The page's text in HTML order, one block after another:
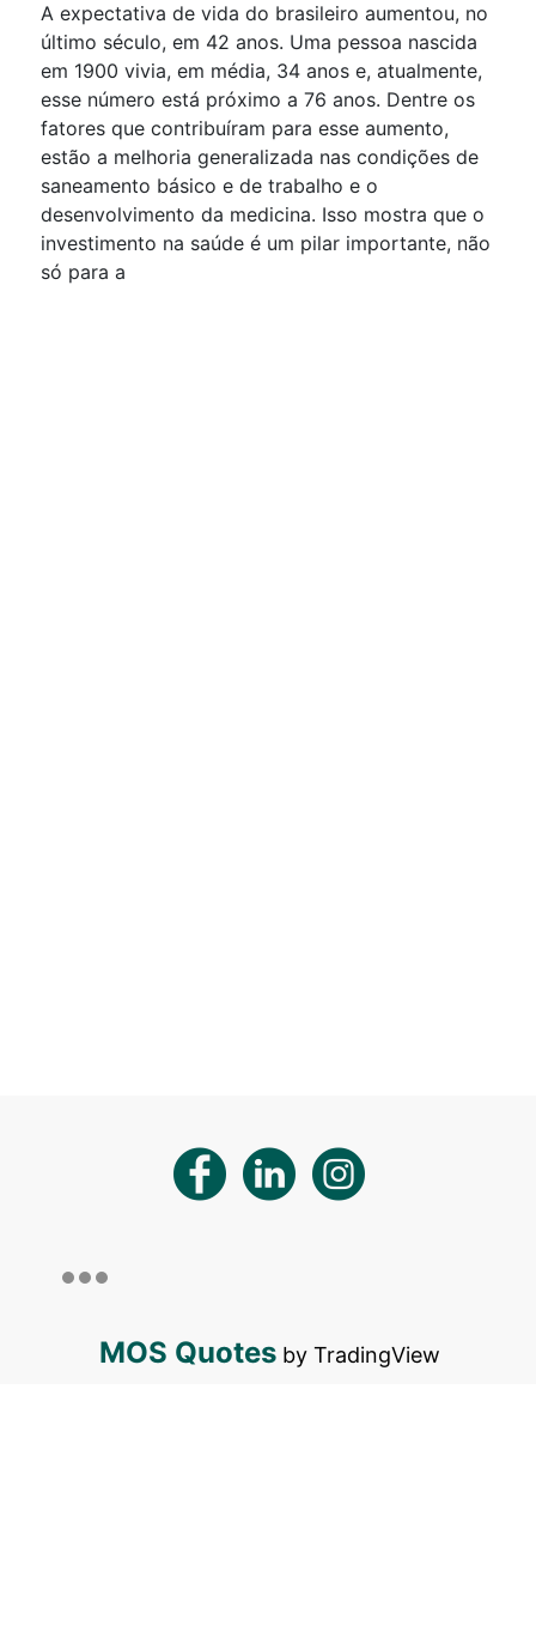
A expectativa de vida do brasileiro aumentou, no
último século, em 42 anos. Uma pessoa nascida
em 1900 vivia, em média, 34 anos e, atualmente,
esse número está próximo a 76 anos. Dentre os
fatores que contribuíram para esse aumento,
estão a melhoria generalizada nas condições de
saneamento básico e de trabalho e o
desenvolvimento da medicina. Isso mostra que o
investimento na saúde é um pilar importante, não
só para a
MOS Quotesby TradingView